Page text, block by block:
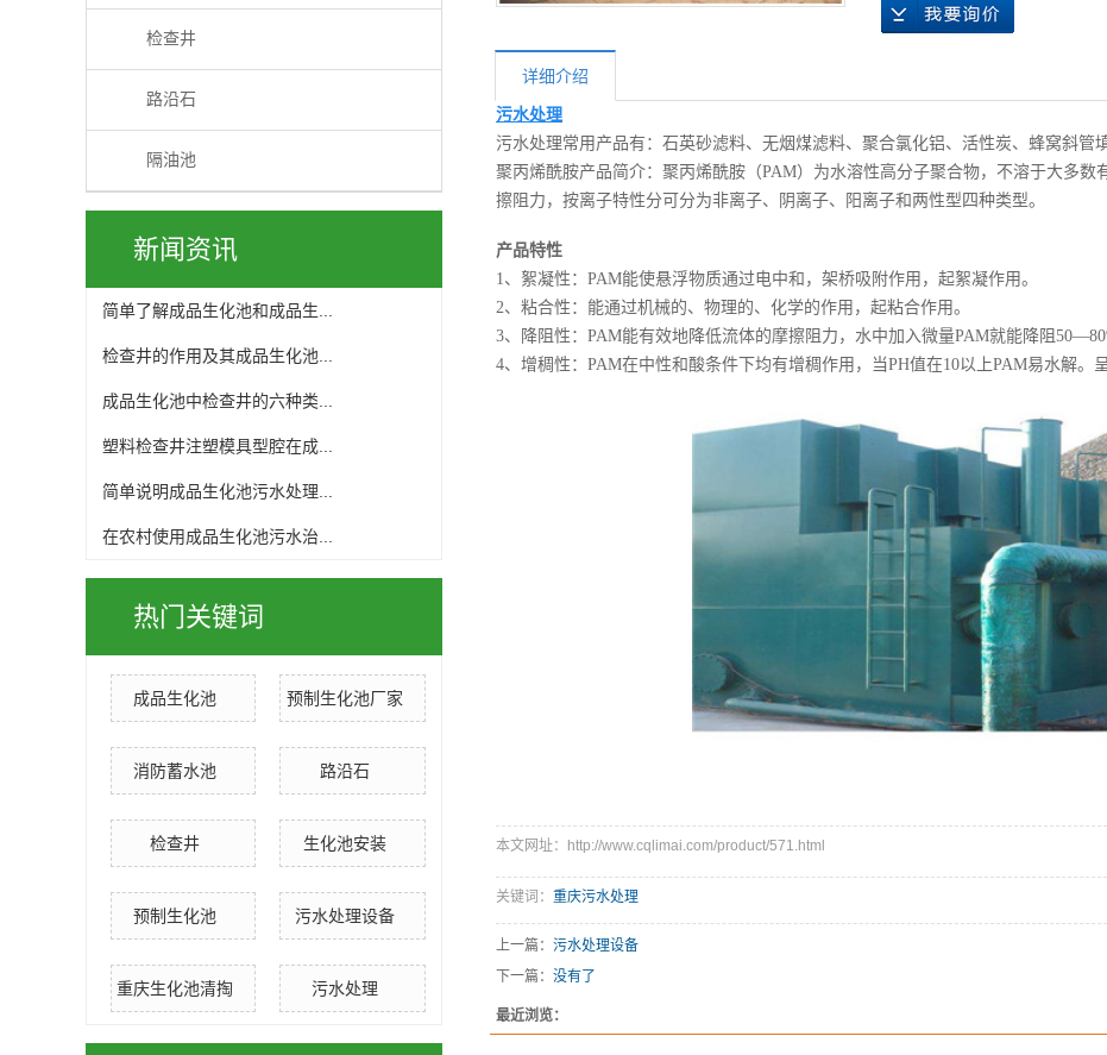
检查井
路沿石
隔油池
新闻资讯
简单了解成品生化池和成品生...
检查井的作用及其成品生化池...
成品生化池中检查井的六种类...
塑料检查井注塑模具型腔在成...
简单说明成品生化池污水处理...
在农村使用成品生化池污水治...
热门关键词
成品生化池 预制生化池厂家
消防蓄水池 路沿石
检查井 生化池安装
预制生化池 污水处理设备
重庆生化池清掏 污水处理
详细介绍
污水处理
污水处理常用产品有：石英砂滤料、无烟煤滤料、聚合氯化铝、活性炭、蜂窝斜管
聚丙烯酰胺产品简介：聚丙烯酰胺（PAM）为水溶性高分子聚合物，不溶于大多
擦阻力，按离子特性分可分为非离子、阴离子、阳离子和两性型四种类型。
产品特性
1、絮凝性：PAM能使悬浮物质通过电中和，架桥吸附作用，起絮凝作用。
2、粘合性：能通过机械的、物理的、化学的作用，起粘合作用。
3、降阻性：PAM能有效地降低流体的摩擦阻力，水中加入微量PAM就能降阻
4、增稠性：PAM在中性和酸条件下均有增稠作用，当PH值在10以上PAM易水解。
本文网址：http://www.cqlimai.com/product/571.html
关键词： 重庆污水处理
上一篇： 污水处理设备
下一篇： 没有了
最近浏览：